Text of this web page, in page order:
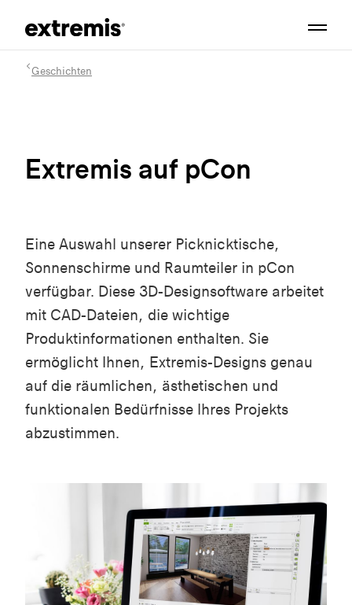
Geschichten
Extremis auf pCon
Eine Auswahl unserer Picknicktische,
Sonnenschirme und Raumteiler in pCon
verfügbar. Diese 3D-Designsoftware arbeitet
mit CAD-Dateien, die wichtige
Produktinformationen enthalten. Sie
ermöglicht Ihnen, Extremis-Designs genau
auf die räumlichen, ästhetischen und
funktionalen Bedürfnisse Ihres Projekts
abzustimmen.